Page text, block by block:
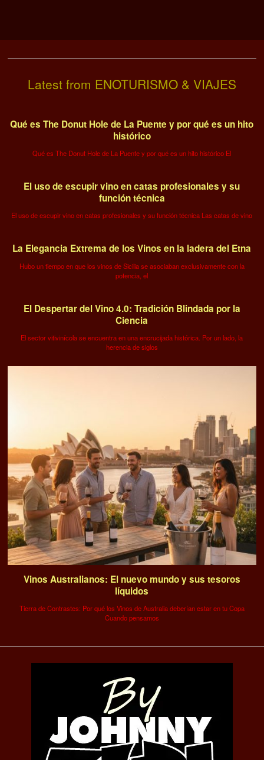
Latest from ENOTURISMO & VIAJES
Qué es The Donut Hole de La Puente y por qué es un hito
histórico
Qué es The Donut Hole de La Puente y por qué es un hito histórico El
El uso de escupir vino en catas profesionales y su
función técnica
El uso de escupir vino en catas profesionales y su función técnica Las catas de vino
La Elegancia Extrema de los Vinos en la ladera del Etna
Hubo un tiempo en que los vinos de Sicilia se asociaban exclusivamente con la
potencia, el
El Despertar del Vino 4.0: Tradición Blindada por la
Ciencia
El sector vitivinícola se encuentra en una encrucijada histórica. Por un lado, la
herencia de siglos
Vinos Australianos: El nuevo mundo y sus tesoros
líquidos
Tierra de Contrastes: Por qué los Vinos de Australia deberían estar en tu Copa
Cuando pensamos